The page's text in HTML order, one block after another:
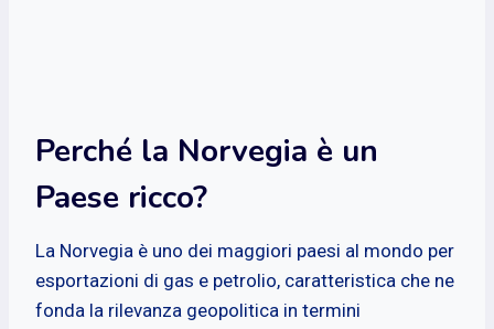
Perché la Norvegia è un
Paese ricco?
La Norvegia è uno dei maggiori paesi al mondo per
esportazioni di gas e petrolio, caratteristica che ne
fonda la rilevanza geopolitica in termini